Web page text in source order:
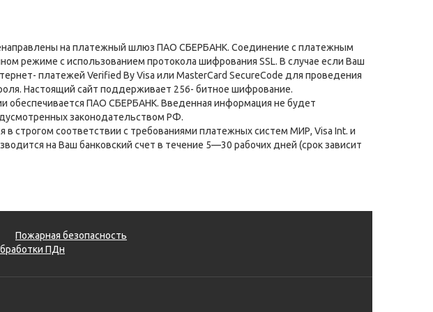
на платежный шлюз ПАО СБЕРБАНК. Соединение с платежным
режиме с использованием протокола шифрования SSL. В случае если Ваш
платежей Verified By Visa или MasterCard SecureCode для проведения
Настоящий сайт поддерживает 256- битное шифрование.
ПАО СБЕРБАНК. Введенная информация не будет
законодательством РФ.
строгом соответствии с требованиями платежных систем МИР, Visa Int. и
на Ваш банковский счет в течение 5—30 рабочих дней (срок зависит
Пожарная безопасность
ПДн